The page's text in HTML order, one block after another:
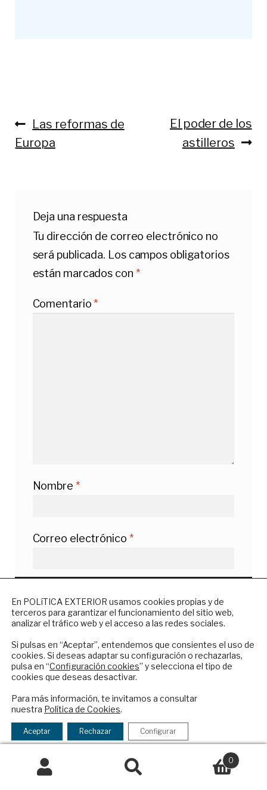
Navegación
de
Anterior:
Las reformas de
Europa
Siguiente:
El poder de los
astilleros
Deja una respuesta
Tu dirección de correo electrónico no
será publicada. Los campos obligatorios
están marcados con *
Comentario*
Nombre *
Correo electrónico *
Guarda mi nombre, correo
electrónico y web en este navegador
para la próxima vez que comente.
Buscar
0
En POLíTICA EXTERIOR usamos cookies propias y de
terceros para garantizar el funcionamiento del sitio web,
analizar el tráfico web y el acceso a las redes sociales.
Si pulsas en “Aceptar”, entendemos que consientes el uso de
cookies. Si deseas adaptar su configuración o rechazarlas,
pulsa en “Configuración cookies” y selecciona el tipo de
cookies que deseas desactivar.
Para más información, te invitamos a consultar
nuestra Política de Cookies.
Aceptar Rechazar Configurar
NEWSLETTER
Suscríbase a nuestro boletín electrónico y
reciba en su correo el mejor análisis
internacional en español.
Checkbox
acepto
la
política
de
política de privacidad